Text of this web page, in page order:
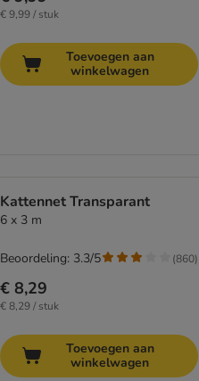
€ 9,99 / stuk
Toevoegen aan
winkelwagen
Kattennet Transparant
6 x 3 m
€ 8,29
€ 8,29 / stuk
Beoordeling: 3.3/5 (860)
Toevoegen aan
winkelwagen